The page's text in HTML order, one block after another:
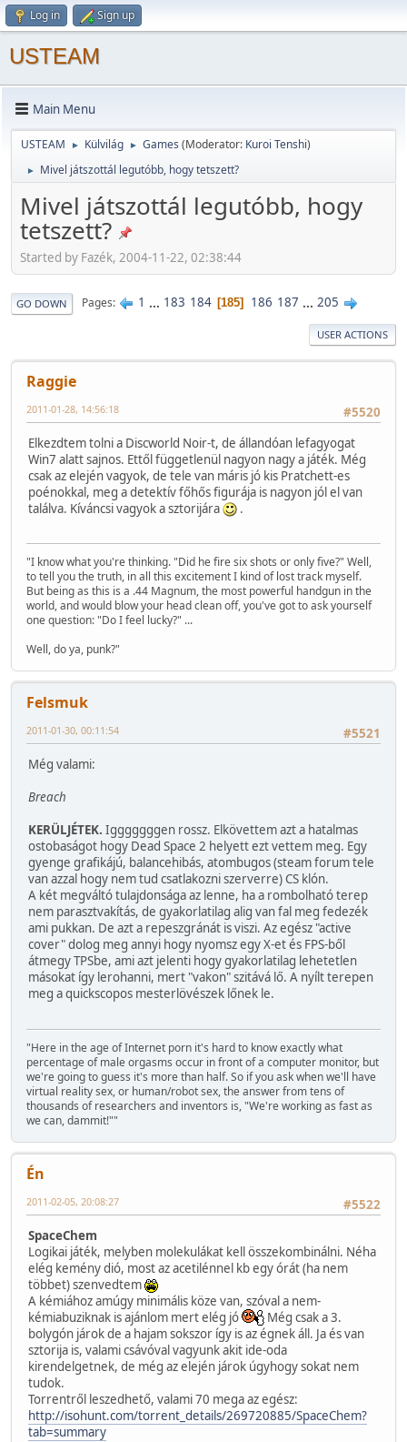
Log in Sign up
USTEAM
Main Menu
USTEAM ► Külvilág ► Games (Moderator: Kuroi Tenshi)
► Mivel játszottál legutóbb, hogy tetszett?
Mivel játszottál legutóbb, hogy
tetszett?
Started by Fazék, 2004-11-22, 02:38:44
GO DOWN Pages 1 ... 183 184 185 186 187 ... 205
USER ACTIONS
Raggie
#5520
2011-01-28, 14:56:18
Elkezdtem tolni a Discworld Noir-t, de állandóan lefagyogat
Win7 alatt sajnos. Ettől függetlenül nagyon nagy a játék. Még
csak az elején vagyok, de tele van máris jó kis Pratchett-es
poénokkal, meg a detektív főhős figurája is nagyon jól el van
találva. Kíváncsi vagyok a sztorijára
.
"I know what you're thinking. "Did he fire six shots or only five?" Well,
to tell you the truth, in all this excitement I kind of lost track myself.
But being as this is a .44 Magnum, the most powerful handgun in the
world, and would blow your head clean off, you've got to ask yourself
one question: "Do I feel lucky?" ...
Well, do ya, punk?"
Felsmuk
#5521
2011-01-30, 00:11:54
Még valami:
Breach
KERÜLJÉTEK. Igggggggen rossz. Elkövettem azt a hatalmas
ostobaságot hogy Dead Space 2 helyett ezt vettem meg. Egy
gyenge grafikájú, balancehibás, atombugos (steam forum tele
van azzal hogy nem tud csatlakozni szerverre) CS klón.
A két megváltó tulajdonsága az lenne, ha a rombolható terep
nem parasztvakítás, de gyakorlatilag alig van fal meg fedezék
ami pukkan. De azt a repeszgránát is viszi. Az egész "active
cover" dolog meg annyi hogy nyomsz egy X-et és FPS-ből
átmegy TPSbe, ami azt jelenti hogy gyakorlatilag lehetetlen
másokat így lerohanni, mert "vakon" szitává lő. A nyílt terepen
meg a quickscopos mesterlövészek lőnek le.
"Here in the age of Internet porn it's hard to know exactly what
percentage of male orgasms occur in front of a computer monitor, but
we're going to guess it's more than half. So if you ask when we'll have
virtual reality sex, or human/robot sex, the answer from tens of
thousands of researchers and inventors is, "We're working as fast as
we can, dammit!""
Én
#5522
2011-02-05, 20:08:27
SpaceChem
Logikai játék, melyben molekulákat kell összekombinálni. Néha
elég kemény dió, most az acetilénnel kb egy órát (ha nem
többet) szenvedtem
A kémiához amúgy minimális köze van, szóval a nem-
kémiabuziknak is ajánlom mert elég jó
Még csak a 3.
bolygón járok de a hajam sokszor így is az égnek áll. Ja és van
sztorija is, valami csávóval vagyunk akit ide-oda
kirendelgetnek, de még az elején járok úgyhogy sokat nem
tudok.
Torrentről leszedhető, valami 70 mega az egész:
http://isohunt.com/torrent_details/269720885/SpaceChem?
tab=summary